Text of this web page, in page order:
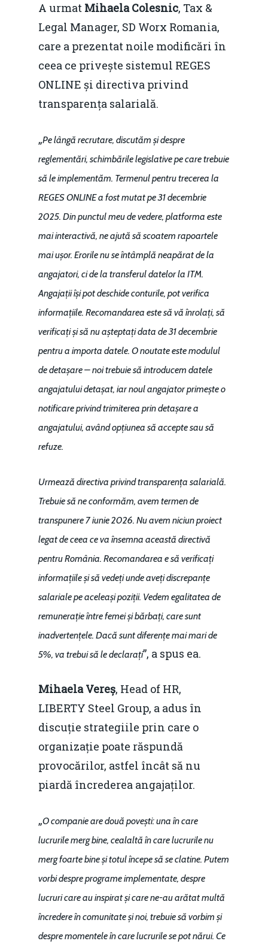
A urmat Mihaela Colesnic, Tax &
Legal Manager, SD Worx Romania,
care a prezentat noile modificări în
ceea ce privește sistemul REGES
ONLINE și directiva privind
transparența salarială.
„Pe lângă recrutare, discutăm și despre
reglementări, schimbările legislative pe care trebuie
să le implementăm. Termenul pentru trecerea la
REGES ONLINE a fost mutat pe 31 decembrie
2025. Din punctul meu de vedere, platforma este
mai interactivă, ne ajută să scoatem rapoartele
mai ușor. Erorile nu se întâmplă neapărat de la
angajatori, ci de la transferul datelor la ITM.
Angajații își pot deschide conturile, pot verifica
informațiile. Recomandarea este să vă înrolați, să
verificați și să nu așteptați data de 31 decembrie
pentru a importa datele. O noutate este modulul
de detașare – noi trebuie să introducem datele
angajatului detașat, iar noul angajator primește o
notificare privind trimiterea prin detașare a
angajatului, având opțiunea să accepte sau să
refuze.
Urmează directiva privind transparența salarială.
Trebuie să ne conformăm, avem termen de
transpunere 7 iunie 2026. Nu avem niciun proiect
legat de ceea ce va însemna această directivă
pentru România. Recomandarea e să verificați
informațiile și să vedeți unde aveți discrepanțe
salariale pe aceleași poziții. Vedem egalitatea de
remunerație între femei și bărbați, care sunt
inadvertențele. Dacă sunt diferențe mai mari de
5%, va trebui să le declarați”, a spus ea.
Mihaela Vereș, Head of HR,
LIBERTY Steel Group, a adus în
discuție strategiile prin care o
organizație poate răspundă
provocărilor, astfel încât să nu
piardă încrederea angajaților.
„O companie are două povești: una în care
lucrurile merg bine, cealaltă în care lucrurile nu
merg foarte bine și totul începe să se clatine. Putem
vorbi despre programe implementate, despre
lucruri care au inspirat și care ne-au arătat multă
încredere în comunitate și noi, trebuie să vorbim și
despre momentele în care lucrurile se pot nărui. Ce